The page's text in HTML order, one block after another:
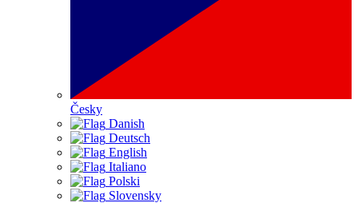
Česky
Danish
Deutsch
English
Italiano
Polski
Slovensky